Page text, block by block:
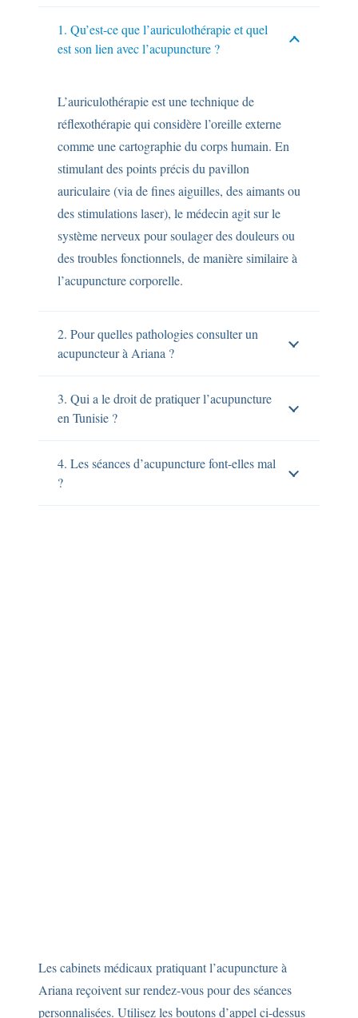
1. Qu’est-ce que l’auriculothérapie et quel
est son lien avec l’acupuncture ?
L’auriculothérapie est une technique de
réflexothérapie qui considère l’oreille externe
comme une cartographie du corps humain. En
stimulant des points précis du pavillon
auriculaire (via de fines aiguilles, des aimants ou
des stimulations laser), le médecin agit sur le
système nerveux pour soulager des douleurs ou
des troubles fonctionnels, de manière similaire à
l’acupuncture corporelle.
2. Pour quelles pathologies consulter un
acupuncteur à Ariana ?
3. Qui a le droit de pratiquer l’acupuncture
en Tunisie ?
4. Les séances d’acupuncture font-elles mal
?
Les cabinets médicaux pratiquant l’acupuncture à
Ariana reçoivent sur rendez-vous pour des séances
personnalisées. Utilisez les boutons d’appel ci-dessus